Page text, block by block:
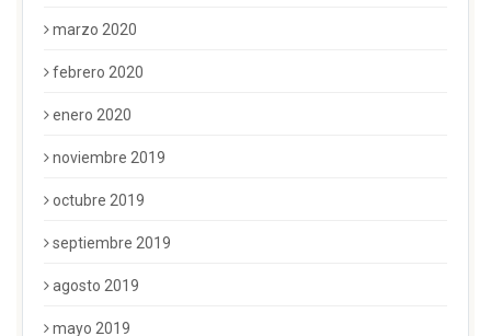
marzo 2020
febrero 2020
enero 2020
noviembre 2019
octubre 2019
septiembre 2019
agosto 2019
mayo 2019